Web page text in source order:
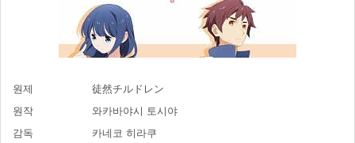
원제
徒然チルドレン
원작
와카바야시 토시야
감독
카네코 히라쿠